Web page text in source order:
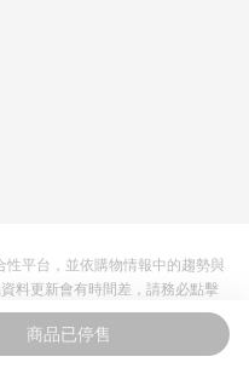
商品已停售
平台，並依購物情報中的趨勢與
料更新會有時間差，請務必點擊
件，一切資訊以合作廠商網頁為